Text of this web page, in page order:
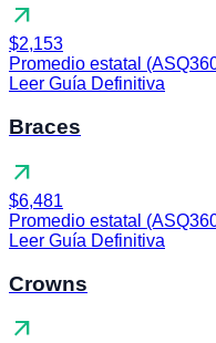
arrow_outward
$2,153
Promedio estatal
Leer Guía Definitiva
Braces
arrow_outward
$6,481
Promedio estatal
Leer Guía Definitiva
Crowns
arrow_outward